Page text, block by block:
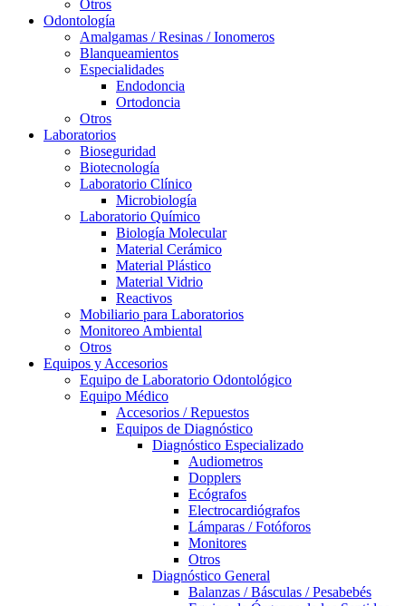
Otros
Odontología
Amalgamas / Resinas / Ionomeros
Blanqueamientos
Especialidades
Endodoncia
Ortodoncia
Otros
Laboratorios
Bioseguridad
Biotecnología
Laboratorio Clínico
Microbiología
Laboratorio Químico
Biología Molecular
Material Cerámico
Material Plástico
Material Vidrio
Reactivos
Mobiliario para Laboratorios
Monitoreo Ambiental
Otros
Equipos y Accesorios
Equipo de Laboratorio Odontológico
Equipo Médico
Accesorios / Repuestos
Equipos de Diagnóstico
Diagnóstico Especializado
Audiometros
Dopplers
Ecógrafos
Electrocardiógrafos
Lámparas / Fotóforos
Monitores
Otros
Diagnóstico General
Balanzas / Básculas / Pesabebés